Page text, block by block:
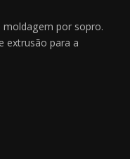
moldagem por sopro.
extrusão para a